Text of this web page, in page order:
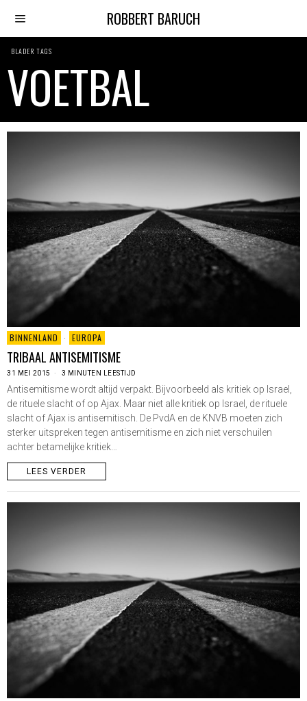
ROBBERT BARUCH
BLADER TAGS
VOETBAL
BINNENLAND · EUROPA
TRIBAAL ANTISEMITISME
31 MEI 2015 3 MINUTEN LEESTIJD
Antisemitisme wordt altijd verpakt. Bijvoorbeeld als kritiek op Israel,
de rituele slacht of op Ajax. Maar niet alle kritiek op Israel, de rituele
slacht of Ajax is antisemitisch. De PvdA en de KNVB moeten zich
sterker uitspreken tegen antisemitisme en zich niet verschuilen
achter betamelijke kritiek…
LEES VERDER